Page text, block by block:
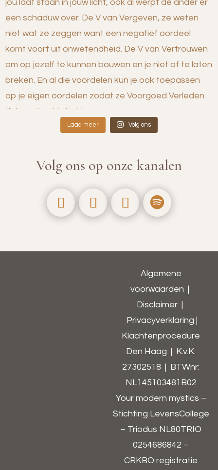
Laad meer Volg ons
Volg ons op onze kanalen
Algemene
voorwaarden |
Disclaimer |
Privacyverklaring |
Klachtenprocedure
Den Haag | K.v.K.
27302518 | BTWnr:
NL145103481B02​
Your modern mystics –
Stichting LevensCollege
– Triodus NL80TRIO
0254686842 –
CRKBO registratie